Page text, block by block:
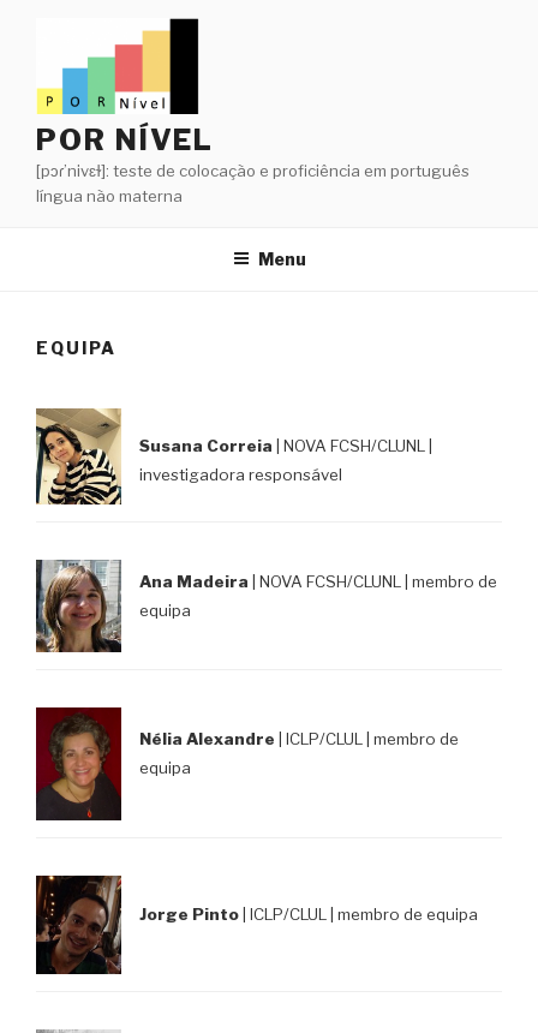
conteúdo
POR NÍVEL
[pɔɾ’nivɛɫ]: teste de colocação e proficiência em português
língua não materna
Menu
EQUIPA
Susana Correia | NOVA FCSH/CLUNL |
investigadora responsável
Ana Madeira | NOVA FCSH/CLUNL | membro de
equipa
Nélia Alexandre | ICLP/CLUL | membro de
equipa
Jorge Pinto| ICLP/CLUL | membro de equipa